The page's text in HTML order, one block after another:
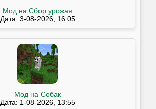
Мод на Сбор урожая
Дата: 3-08-2026, 16:05
Мод на Собак
Дата: 1-08-2026, 13:55